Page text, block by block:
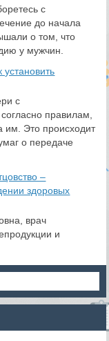
с
до начала
о том, что
у мужчин.
установить
с
правилам,
им. Это происходит
о передаче
–
здоровых
врач
и